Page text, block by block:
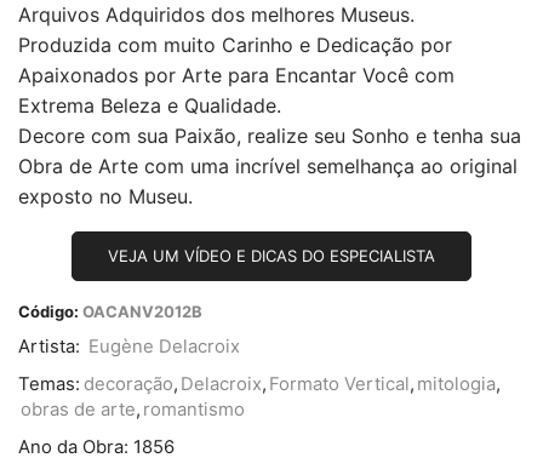
Arquivos Adquiridos dos melhores Museus.
Produzida com muito Carinho e Dedicação por
Apaixonados por Arte para Encantar Você com
Extrema Beleza e Qualidade.
Decore com sua Paixão, realize seu Sonho e tenha sua
Obra de Arte com uma incrível semelhança ao original
exposto no Museu.
VEJA UM VÍDEO E DICAS DO ESPECIALISTA
Código: OACANV2012B
Artista: Eugène Delacroix
Temas: decoração, Delacroix, Formato Vertical, mitologia,
obras de arte, romantismo
Ano da Obra: 1856